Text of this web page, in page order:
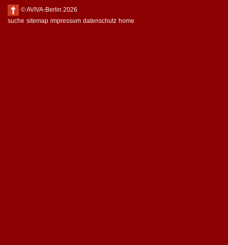
© AVIVA-Berlin 2026
suche sitemap impressum datenschutz home